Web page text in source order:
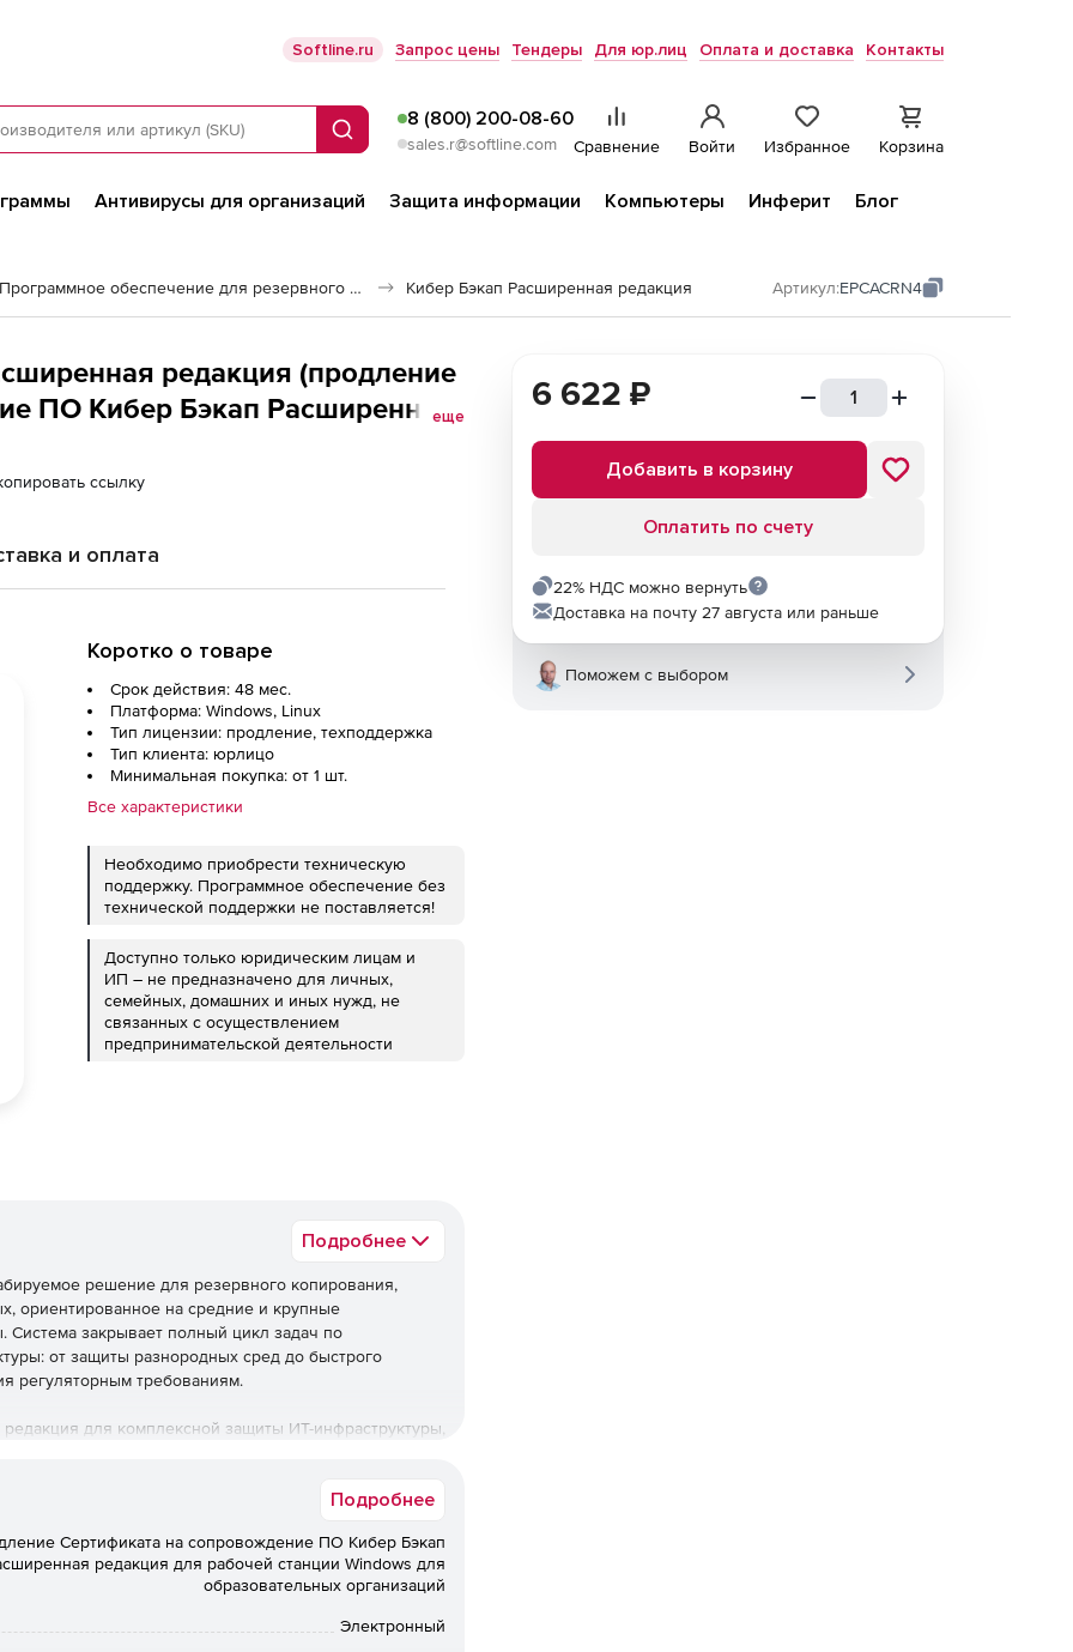
Softline.ru Запрос цены Тендеры Для юр.лиц Оплата и доставка Контакты
Поиск
8 (800) 200-08-60
sales.r@softline.com Сравнение Войти Избранное Корзина
Антивирусы для организаций Защита информации Компьютеры Инферит
Блог
Программное обеспечение для резервного копирования Кибер Бэкап Расширенная редакция Артикул:EPCACRN4
редакция (продление
ПО Кибер Бэкап Расширенная
Windows для образовательных
еще
ссылку
и оплата
Коротко о товаре
Срок действия: 48 мес.
Платформа: Windows, Linux
Тип лицензии: продление, техподдержка
Тип клиента: юрлицо
Минимальная покупка: от 1 шт.
Все характеристики
Необходимо приобрести техническую
поддержку. Программное обеспечение без
технической поддержки не поставляется!
Доступно только юридическим лицам и
ИП – не предназначено для личных,
семейных, домашних и иных нужд, не
связанных с осуществлением
предпринимательской деятельности
Подробнее
решение для резервного копирования,
ориентированное на средние и крупные
Система закрывает полный цикл задач по
от защиты разнородных сред до быстрого
регуляторным требованиям.
для комплексной защиты ИТ-инфраструктуры,
технической поддержки не
Подробнее
Сертификата на сопровождение ПО Кибер Бэкап
редакция для рабочей станции Windows для
образовательных организаций
Электронный
6 622 ₽
Добавить в корзину
Оплатить по счету
22% НДС можно вернуть
Доставка на почту 27 августа или раньше
Поможем с выбором